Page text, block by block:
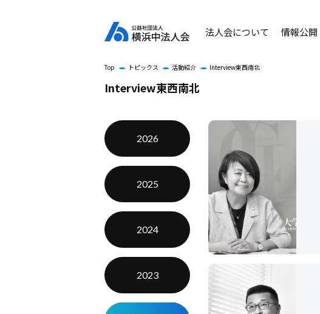
法人会について 情報公開
Top トピックス 活動紹介 Interview東西南北
Interview東西南北
2026
2025
2024
2023